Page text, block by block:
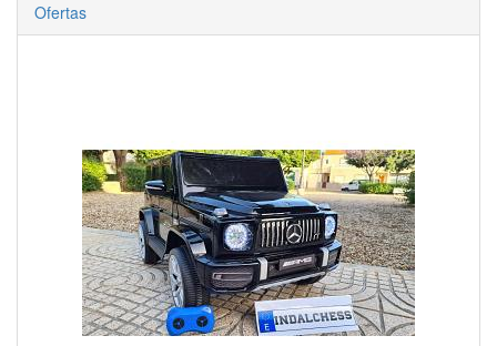
Ofertas